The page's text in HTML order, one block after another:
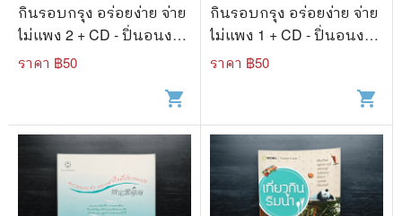
กินรอบกรุง อร่อยง่าย จ่าย
ไม่แพง 2 + CD - ปิ่นอนงค์
วัชรปาณ
ราคา ฿50
shopping_cart
กินรอบกรุง อร่อยง่าย จ่าย
ไม่แพง 1 + CD - ปิ่นอนงค์
วัชรปาณ
ราคา ฿50
shopping_cart